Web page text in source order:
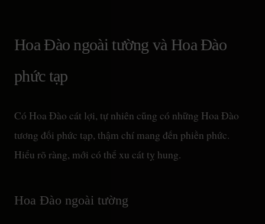
Hoa Đào ngoài tường và Hoa Đào
phức tạp
Có Hoa Đào cát lợi, tự nhiên cũng có những Hoa Đào
tương đối phức tạp, thậm chí mang đến phiền phức.
Hiểu rõ ràng, mới có thể xu cát tỵ hung.
Hoa Đào ngoài tường